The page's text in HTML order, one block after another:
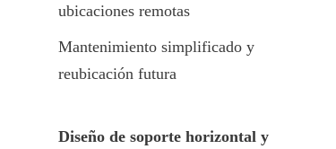
ubicaciones remotas
Mantenimiento simplificado y
reubicación futura
Diseño de soporte horizontal y